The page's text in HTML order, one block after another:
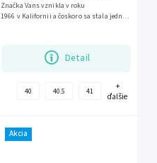
Detail
Značka Vans vznikla v roku
1966 v Kalifornii a čoskoro sa stala jednou
40 40.5 41
+
ďalšie
Akcia